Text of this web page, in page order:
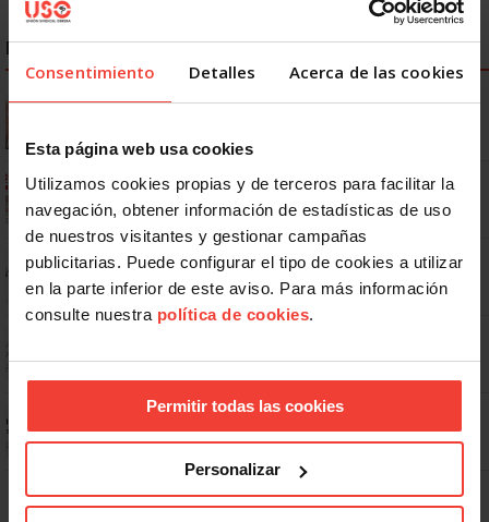
Consentimiento Detalles Acerca de las cookies
Esta página web usa cookies
Utilizamos cookies propias y de terceros para facilitar la
navegación, obtener información de estadísticas de uso
de nuestros visitantes y gestionar campañas
publicitarias. Puede configurar el tipo de cookies a utilizar
en la parte inferior de este aviso. Para más información
consulte nuestra política de cookies.
Permitir todas las cookies
Personalizar
NOTICIAS MÁS LEÍDAS
Se actualizan las patologías para acceder a la jubilación
Ya os podéis descargar la app de USO
No: si un festivo cae en sábado, no tienen por qué darte un día
Prepara gratis con USO las oposiciones a AGE, Seguridad Social y
Correos